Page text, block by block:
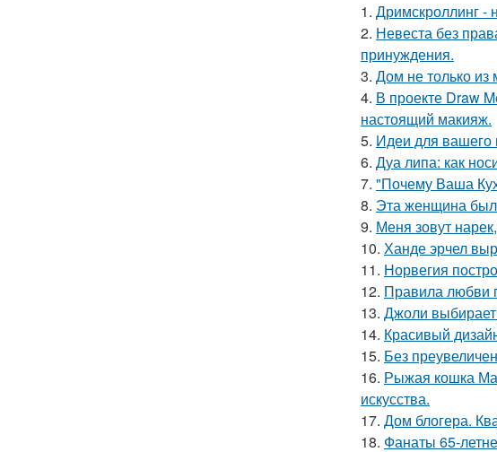
1. Дримскроллинг -
2. Невеста без
принуждения.
3. Дом не только из
4. В проекте Draw
настоящий макияж.
5. Идеи для вашего
6. Дуа липа: как
7. "Почему Ваша
8. Эта женщина
9. Меня зовут
10. Ханде эрчел
11. Норвегия
12. Правила любви
13. Джоли
14. Красивый
15. Без
16. Рыжая кошка
искусства.
17. Дом блогера.
18. Фанаты 65-